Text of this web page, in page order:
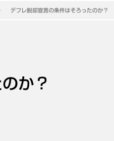
デフレ脱却宣言の条件はそろったのか？
か？